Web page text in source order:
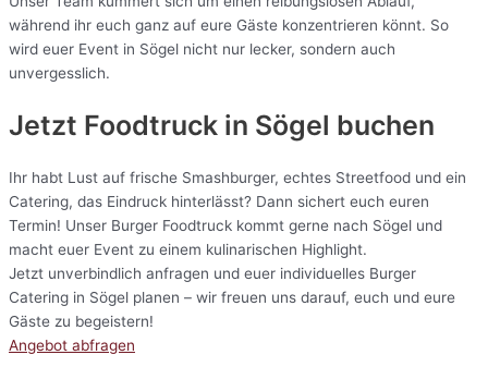
während ihr euch ganz auf eure Gäste konzentrieren könnt. So
wird euer Event in Sögel nicht nur lecker, sondern auch
unvergesslich.
Jetzt Foodtruck in Sögel buchen
Ihr habt Lust auf frische Smashburger, echtes Streetfood und ein
Catering, das Eindruck hinterlässt? Dann sichert euch euren
Termin! Unser Burger Foodtruck kommt gerne nach Sögel und
macht euer Event zu einem kulinarischen Highlight.
Jetzt unverbindlich anfragen und euer individuelles Burger
Catering in Sögel planen – wir freuen uns darauf, euch und eure
Gäste zu begeistern!
Angebot abfragen